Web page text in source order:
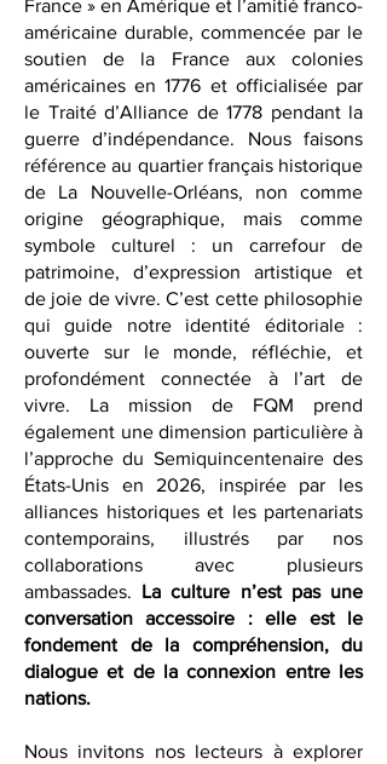
Louisiane comme « un morceau de
France » en Amérique et l’amitié franco-
américaine durable, commencée par le
soutien de la France aux colonies
américaines en 1776 et officialisée par
le Traité d’Alliance de 1778 pendant la
guerre d’indépendance. Nous faisons
référence au quartier français historique
de La Nouvelle-Orléans, non comme
origine géographique, mais comme
symbole culturel : un carrefour de
patrimoine, d’expression artistique et
de joie de vivre. C’est cette philosophie
qui guide notre identité éditoriale :
ouverte sur le monde, réfléchie, et
profondément connectée à l’art de
vivre. La mission de FQM prend
également une dimension particulière à
l’approche du Semiquincentenaire des
États-Unis en 2026, inspirée par les
alliances historiques et les partenariats
contemporains, illustrés par nos
collaborations avec plusieurs
ambassades. La culture n’est pas une
conversation accessoire : elle est le
fondement de la compréhension, du
dialogue et de la connexion entre les